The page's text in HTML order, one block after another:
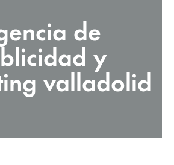
de
y
valladolid